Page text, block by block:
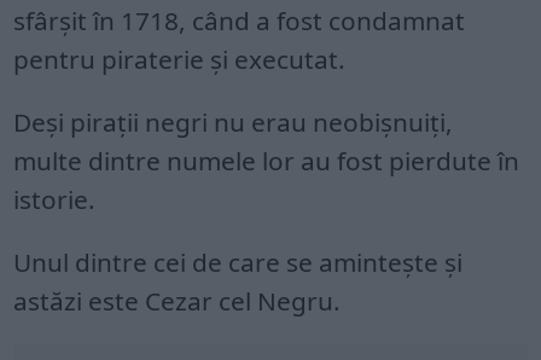
sfârșit în 1718, când a fost condamnat
pentru piraterie și executat.
Deși pirații negri nu erau neobișnuiți,
multe dintre numele lor au fost pierdute în
istorie.
Unul dintre cei de care se amintește și
astăzi este Cezar cel Negru.